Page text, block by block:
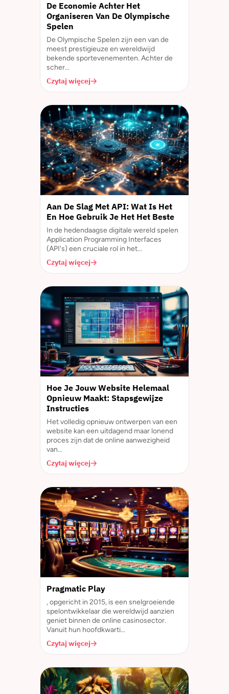
De Economie Achter Het
Organiseren Van De Olympische
Spelen
De Olympische Spelen zijn een van de
meest prestigieuze en wereldwijd
bekende sportevenementen. Achter de
scher...
Czytaj więcej
Aan De Slag Met API: Wat Is Het
En Hoe Gebruik Je Het Het Beste
In de hedendaagse digitale wereld spelen
Application Programming Interfaces
(API's) een cruciale rol in het...
Czytaj więcej
Hoe Je Jouw Website Helemaal
Opnieuw Maakt: Stapsgewijze
Instructies
Het volledig opnieuw ontwerpen van een
website kan een uitdagend maar lonend
proces zijn dat de online aanwezigheid
van...
Czytaj więcej
Pragmatic Play
, opgericht in 2015, is een snelgroeiende
spelontwikkelaar die wereldwijd aanzien
geniet binnen de online casinosector.
Vanuit hun hoofdkwarti...
Czytaj więcej